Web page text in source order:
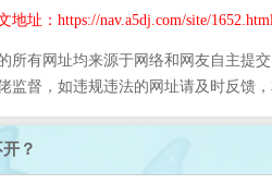
址：https://nav.a5dj.com/site/
所有网址均来源于网络和网友自主提
监督，如违规违法的网址请及时反馈
？